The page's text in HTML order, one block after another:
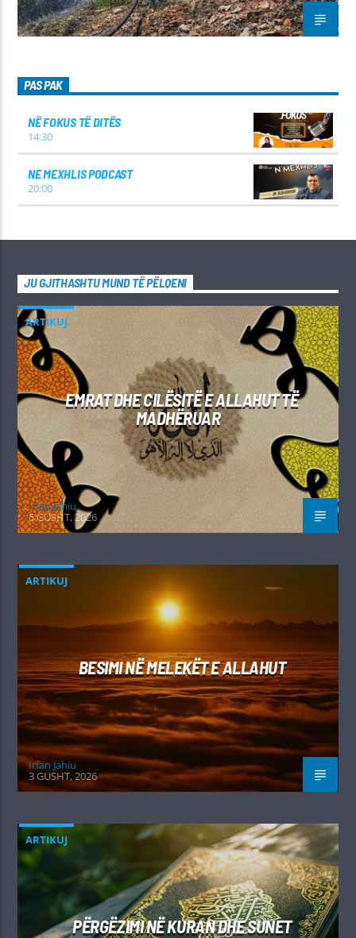
PAS PAK
NË FOKUS TË DITËS
14:30
NE MEXHLIS PODCAST
20:00
JU GJITHASHTU MUND TË PËLQENI
ARTIKUJ
EMRAT DHE CILËSITË E ALLAHUT TË
MADHËRUAR
Irfan Jahiu
5 GUSHT, 2026
ARTIKUJ
BESIMI NË MELEKËT E ALLAHUT
Irfan Jahiu
3 GUSHT, 2026
ARTIKUJ
PËRGËZIMI NË KURAN DHE SUNET